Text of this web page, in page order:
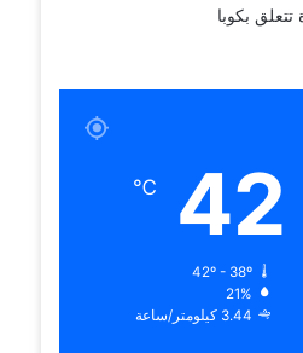
بكوبا
42
℃
42º - 38º
21%
3.44 كيلومتر/ساعة